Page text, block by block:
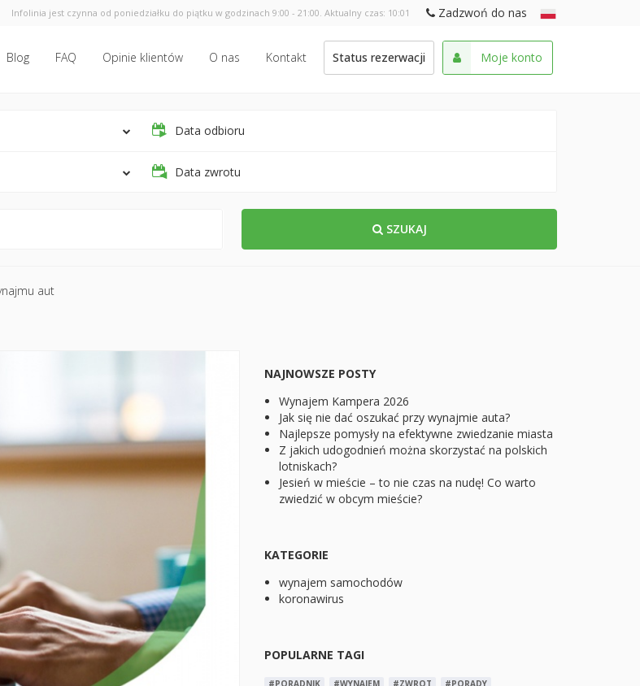
Infolinia jest czynna od poniedziałku do piątku w godzinach 9:00 - 21:00. Aktualny czas: 10:01 Zadzwoń do nas
Blog FAQ Opinie klientów O nas Kontakt Status rezerwacji Moje konto
Data odbioru
Data zwrotu
SZUKAJ
aut
NAJNOWSZE POSTY
Wynajem Kampera 2026
Jak się nie dać oszukać przy wynajmie auta?
Najlepsze pomysły na efektywne zwiedzanie miasta
Z jakich udogodnień można skorzystać na polskich
lotniskach?
Jesień w mieście – to nie czas na nudę! Co warto
zwiedzić w obcym mieście?
KATEGORIE
wynajem samochodów
koronawirus
POPULARNE TAGI
#PORADNIK #WYNAJEM #ZWROT
#PORADY